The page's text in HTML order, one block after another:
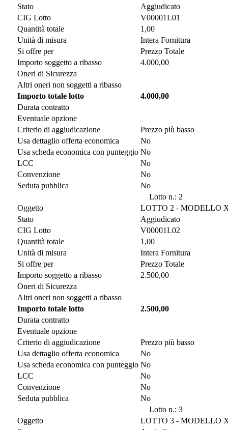
Stato
Aggiudicato
CIG Lotto
V00001L01
Quantità totale
1,00
Unità di misura
Intera Fornitura
Si offre per
Prezzo Totale
Importo soggetto a ribasso
4.000,00
Oneri di Sicurezza
Altri oneri non soggetti a ribasso
Importo totale lotto
4.000,00
Durata contratto
Eventuale opzione
Criterio di aggiudicazione
Prezzo più basso
Usa dettaglio offerta economica
No
Usa scheda economica con punteggio No
LCC
No
Convenzione
No
Seduta pubblica
No
Lotto n.: 2
Oggetto
LOTTO 2 - MODELLO
Stato
Aggiudicato
CIG Lotto
V00001L02
Quantità totale
1,00
Unità di misura
Intera Fornitura
Si offre per
Prezzo Totale
Importo soggetto a ribasso
2.500,00
Oneri di Sicurezza
Altri oneri non soggetti a ribasso
Importo totale lotto
2.500,00
Durata contratto
Eventuale opzione
Criterio di aggiudicazione
Prezzo più basso
Usa dettaglio offerta economica
No
Usa scheda economica con punteggio No
LCC
No
Convenzione
No
Seduta pubblica
No
Lotto n.: 3
Oggetto
LOTTO 3 - MODELLO